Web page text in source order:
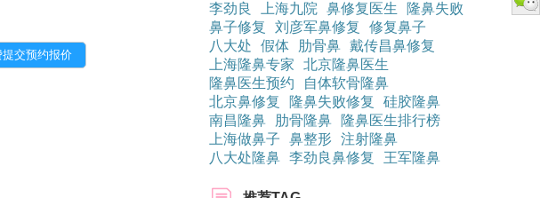
李劲良
上海九院 鼻修复医生
隆鼻失败
鼻子修复
刘彦军鼻修复
修复鼻子
八大处
假体 肋骨鼻 戴传昌鼻修复
上海隆鼻专家
北京隆鼻医生
隆鼻医生预约
自体软骨隆鼻
北京鼻修复
隆鼻失败修复
硅胶隆鼻
南昌隆鼻
肋骨隆鼻
隆鼻医生排行榜
上海做鼻子
鼻整形 注射隆鼻
八大处隆鼻 李劲良鼻修复 王军隆鼻